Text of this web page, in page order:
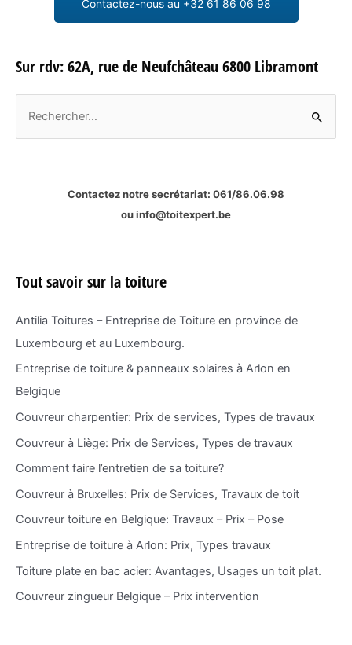
Contactez-nous au +32 61 86 06 98
Sur rdv: 62A, rue de Neufchâteau 6800 Libramont
e
Contactez notre secrétariat: 061/86.06.98
ouinfo@toitexpert.be
Tout savoir sur la toiture
Antilia Toitures – Entreprise de Toiture en province de
Luxembourg et au Luxembourg.
Entreprise de toiture & panneaux solaires à Arlon en
Belgique
Couvreur charpentier: Prix de services, Types de travaux
Couvreur à Liège: Prix de Services, Types de travaux
Comment faire l’entretien de sa toiture?
Couvreur à Bruxelles: Prix de Services, Travaux de toit
Couvreur toiture en Belgique: Travaux – Prix – Pose
Entreprise de toiture à Arlon: Prix, Types travaux
Toiture plate en bac acier: Avantages, Usages un toit plat.
Couvreur zingueur Belgique – Prix intervention